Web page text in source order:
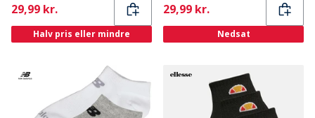
Current
29,99 kr.
Halv pris eller mindre
Current
29,99 kr.
Nedsat